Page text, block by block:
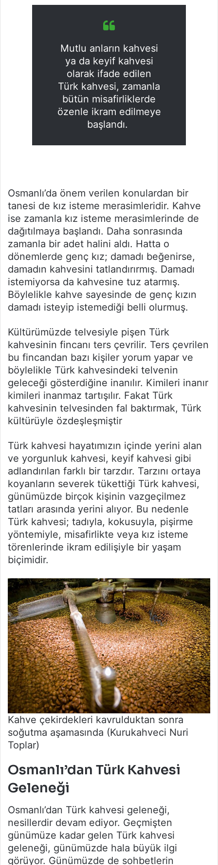
Mutlu anların kahvesi
ya da keyif kahvesi
olarak ifade edilen
Türk kahvesi, zamanla
bütün misafirliklerde
özenle ikram edilmeye
başlandı.
Osmanlı’da önem verilen konulardan bir
tanesi de kız isteme merasimleridir. Kahve
ise zamanla kız isteme merasimlerinde de
dağıtılmaya başlandı. Daha sonrasında
zamanla bir adet halini aldı. Hatta o
dönemlerde genç kız; damadı beğenirse,
damadın kahvesini tatlandırırmış. Damadı
istemiyorsa da kahvesine tuz atarmış.
Böylelikle kahve sayesinde de genç kızın
damadı isteyip istemediği belli olurmuş.
Kültürümüzde telvesiyle pişen Türk
kahvesinin fincanı ters çevrilir. Ters çevrilen
bu fincandan bazı kişiler yorum yapar ve
böylelikle Türk kahvesindeki telvenin
geleceği gösterdiğine inanılır. Kimileri inanır
kimileri inanmaz tartışılır. Fakat Türk
kahvesinin telvesinden fal baktırmak, Türk
kültürüyle özdeşleşmiştir
Türk kahvesi hayatımızın içinde yerini alan
ve yorgunluk kahvesi, keyif kahvesi gibi
adlandırılan farklı bir tarzdır. Tarzını ortaya
koyanların severek tükettiği Türk kahvesi,
günümüzde birçok kişinin vazgeçilmez
tatları arasında yerini alıyor. Bu nedenle
Türk kahvesi; tadıyla, kokusuyla, pişirme
yöntemiyle, misafirlikte veya kız isteme
törenlerinde ikram edilişiyle bir yaşam
biçimidir.
Kahve çekirdekleri kavrulduktan sonra
soğutma aşamasında (Kurukahveci Nuri
Toplar)
Osmanlı’dan Türk Kahvesi
Geleneği
Osmanlı’dan Türk kahvesi geleneği,
nesillerdir devam ediyor. Geçmişten
günümüze kadar gelen Türk kahvesi
geleneği, günümüzde hala büyük ilgi
görüyor. Günümüzde de sohbetlerin